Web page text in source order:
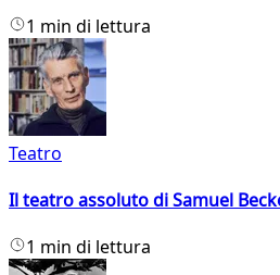
1 min di lettura
Teatro
Il teatro assoluto di Samuel
1 min di lettura